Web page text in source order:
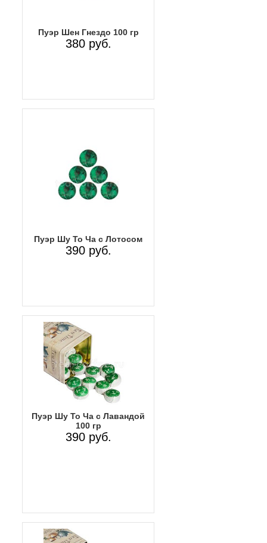
Пуэр Шен Гнездо 100 гр
380 руб.
Пуэр Шу То Ча с Лотосом
390 руб.
Пуэр Шу То Ча с Лавандой
100 гр
390 руб.